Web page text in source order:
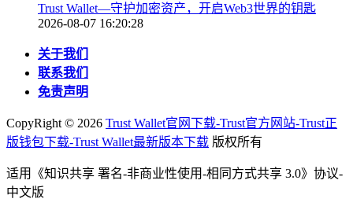
Trust Wallet—守护加密资产，开启Web3世界的钥匙
2026-08-07 16:20:28
关于我们
联系我们
免责声明
CopyRight © 2026 Trust Wallet官网下载-Trust官方网站-Trust正
版钱包下载-Trust Wallet最新版本下载 版权所有
适用《知识共享 署名-非商业性使用-相同方式共享 3.0》协议-
中文版